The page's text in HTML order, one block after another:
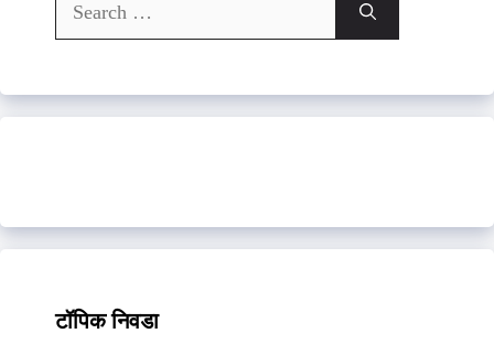
for:
टॉपिक निवडा